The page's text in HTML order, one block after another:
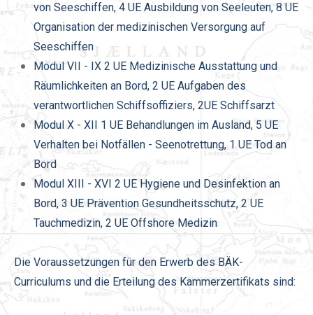
von Seeschiffen, 4 UE Ausbildung von Seeleuten, 8 UE
Organisation der medizinischen Versorgung auf
Seeschiffen
Modul VII - IX 2 UE Medizinische Ausstattung und
Räumlichkeiten an Bord, 2 UE Aufgaben des
verantwortlichen Schiffsoffiziers, 2UE Schiffsarzt
Modul X - XII 1 UE Behandlungen im Ausland, 5 UE
Verhalten bei Notfällen - Seenotrettung, 1 UE Tod an
Bord
Modul XIII - XVI 2 UE Hygiene und Desinfektion an
Bord, 3 UE Prävention Gesundheitsschutz, 2 UE
Tauchmedizin, 2 UE Offshore Medizin
Die Voraussetzungen für den Erwerb des BÄK-
Curriculums und die Erteilung des Kammerzertifikats sind: